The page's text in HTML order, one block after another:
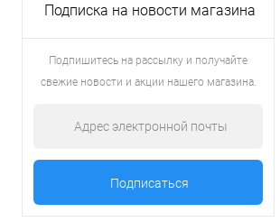
Подписка на новости магазина
Подпишитесь на рассылку и получайте
свежие новости и акции нашего магазина.